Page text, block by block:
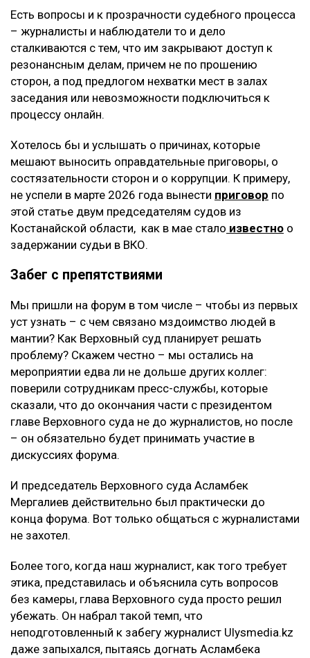
Есть вопросы и к прозрачности судебного процесса
– журналисты и наблюдатели то и дело
сталкиваются с тем, что им закрывают доступ к
резонансным делам, причем не по прошению
сторон, а под предлогом нехватки мест в залах
заседания или невозможности подключиться к
процессу онлайн.
Хотелось бы и услышать о причинах, которые
мешают выносить оправдательные приговоры, о
состязательности сторон и о коррупции. К примеру,
не успели в марте 2026 года вынести приговор по
этой статье двум председателям судов из
Костанайской области, как в мае стало известно о
задержании судьи в ВКО.
Забег с препятствиями
Мы пришли на форум в том числе – чтобы из первых
уст узнать – с чем связано мздоимство людей в
мантии? Как Верховный суд планирует решать
проблему? Скажем честно – мы остались на
мероприятии едва ли не дольше других коллег:
поверили сотрудникам пресс-службы, которые
сказали, что до окончания части с президентом
главе Верховного суда не до журналистов, но после
– он обязательно будет принимать участие в
дискуссиях форума.
И председатель Верховного суда Асламбек
Мергалиев действительно был практически до
конца форума. Вот только общаться с журналистами
не захотел.
Более того, когда наш журналист, как того требует
этика, представилась и объяснила суть вопросов
без камеры, глава Верховного суда просто решил
убежать. Он набрал такой темп, что
неподготовленный к забегу журналист Ulysmedia.kz
даже запыхался, пытаясь догнать Асламбека